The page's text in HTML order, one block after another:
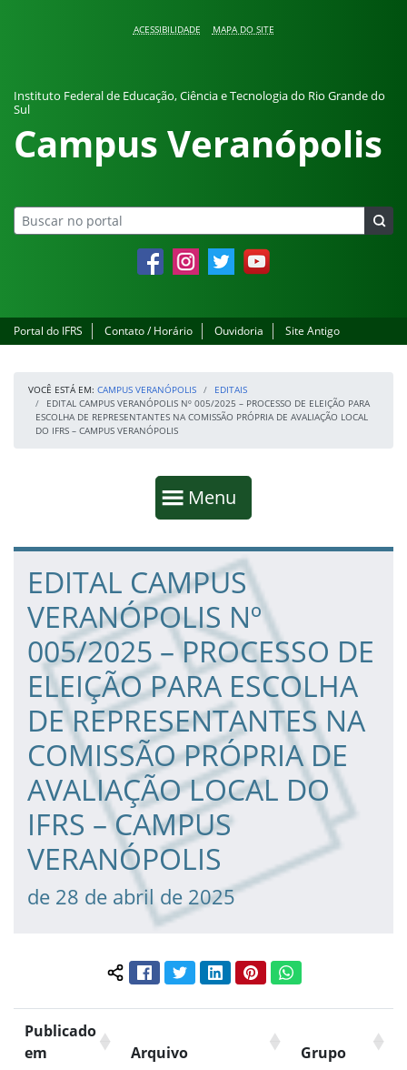
ACESSIBILIDADE MAPA DO SITE
Instituto Federal de Educação, Ciência e Tecnologia do Rio Grande do
Sul
Campus Veranópolis
FacebookInstagramTwitter YouTube
Portal do IFRS Contato / Horário Ouvidoria Site Antigo
VOCÊ ESTÁ EM: CAMPUS VERANÓPOLIS
EDITAIS
EDITAL CAMPUS VERANÓPOLIS Nº 005/2025 – PROCESSO DE ELEIÇÃO PARA
ESCOLHA DE REPRESENTANTES NA COMISSÃO PRÓPRIA DE AVALIAÇÃO LOCAL
DO IFRS – CAMPUS VERANÓPOLIS
Mostrar
Menu
Fim da navegação
Início do conteúdo
EDITAL CAMPUS
VERANÓPOLIS Nº
005/2025 – PROCESSO DE
ELEIÇÃO PARA ESCOLHA
DE REPRESENTANTES NA
COMISSÃO PRÓPRIA DE
AVALIAÇÃO LOCAL DO
IFRS – CAMPUS
VERANÓPOLIS
de 28 de abril de 2025
Compartilhar conteúdo:
FacebookTwitterLinkedInPinterestWhatsApp
Publicado
em
Arquivo Grupo